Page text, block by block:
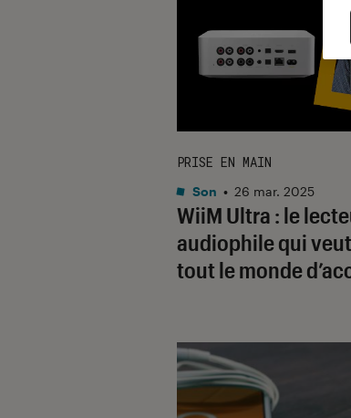
WiiM Ultra : le
audiophile qui
tout le monde
PRISE EN MAIN
Son • 26 mar. 2025